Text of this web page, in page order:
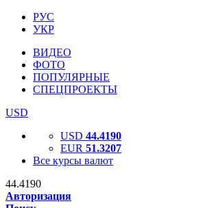
РУС
УКР
ВИДЕО
ФОТО
ПОПУЛЯРНЫЕ
СПЕЦПРОЕКТЫ
USD
USD 44.4190
EUR 51.3207
Все курсы валют
44.4190
Авторизация